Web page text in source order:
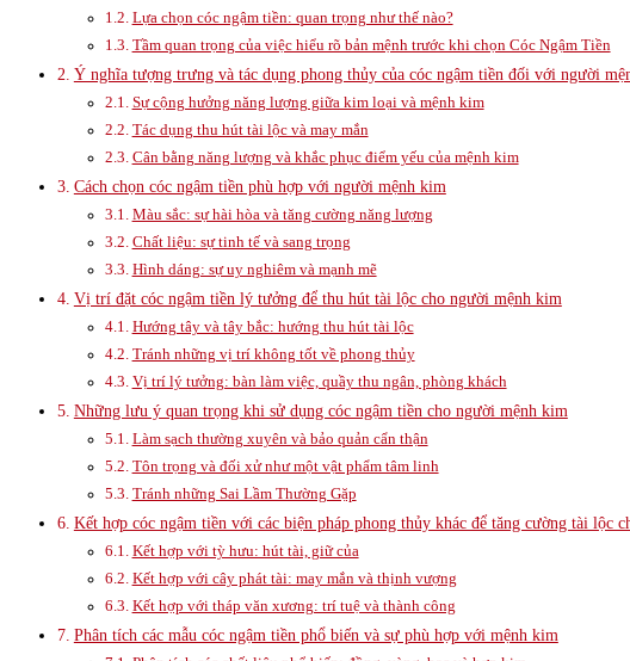
Lựa chọn cóc ngậm tiền: quan trọng như thế nào?
Tầm quan trọng của việc hiểu rõ bản mệnh trước khi chọn Cóc Ngậm Tiền
Ý nghĩa tượng trưng và tác dụng phong thủy của cóc ngậm tiền đối với người
Sự cộng hưởng năng lượng giữa kim loại và mệnh kim
Tác dụng thu hút tài lộc và may mắn
Cân bằng năng lượng và khắc phục điểm yếu của mệnh kim
Cách chọn cóc ngậm tiền phù hợp với người mệnh kim
Màu sắc: sự hài hòa và tăng cường năng lượng
Chất liệu: sự tinh tế và sang trọng
Hình dáng: sự uy nghiêm và mạnh mẽ
Vị trí đặt cóc ngậm tiền lý tưởng để thu hút tài lộc cho người mệnh kim
Hướng tây và tây bắc: hướng thu hút tài lộc
Tránh những vị trí không tốt về phong thủy
Vị trí lý tưởng: bàn làm việc, quầy thu ngân, phòng khách
Những lưu ý quan trọng khi sử dụng cóc ngậm tiền cho người mệnh kim
Làm sạch thường xuyên và bảo quản cẩn thận
Tôn trọng và đối xử như một vật phẩm tâm linh
Tránh những Sai Lầm Thường Gặp
Kết hợp cóc ngậm tiền với các biện pháp phong thủy khác để tăng cường tài lộc
Kết hợp với tỳ hưu: hút tài, giữ của
Kết hợp với cây phát tài: may mắn và thịnh vượng
Kết hợp với tháp văn xương: trí tuệ và thành công
Phân tích các mẫu cóc ngậm tiền phổ biến và sự phù hợp với mệnh kim